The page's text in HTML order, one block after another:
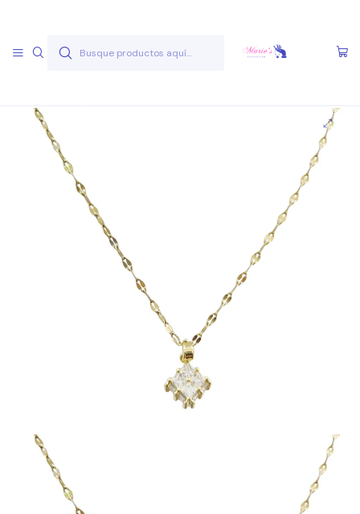
Inicio Joyas Acero Quirúgico Cadenas Acero Quirúgico
Cadenas A.Q. Dorados Cadena AQ D 20